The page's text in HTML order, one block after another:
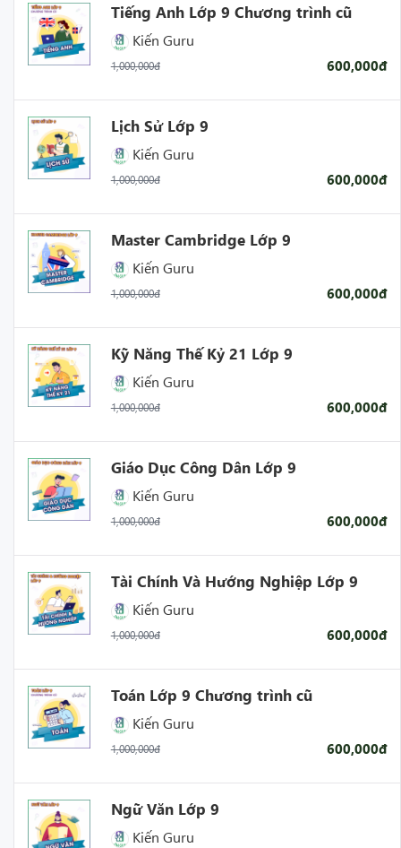
Tiếng Anh Lớp 9 Chương trình cũ
Kiến Guru
1,000,000đ 600,000đ
Lịch Sử Lớp 9
Kiến Guru
1,000,000đ 600,000đ
Master Cambridge Lớp 9
Kiến Guru
1,000,000đ 600,000đ
Kỹ Năng Thế Kỷ 21 Lớp 9
Kiến Guru
1,000,000đ 600,000đ
Giáo Dục Công Dân Lớp 9
Kiến Guru
1,000,000đ 600,000đ
Tài Chính Và Hướng Nghiệp Lớp 9
Kiến Guru
1,000,000đ 600,000đ
Toán Lớp 9 Chương trình cũ
Kiến Guru
1,000,000đ 600,000đ
Ngữ Văn Lớp 9
Kiến Guru